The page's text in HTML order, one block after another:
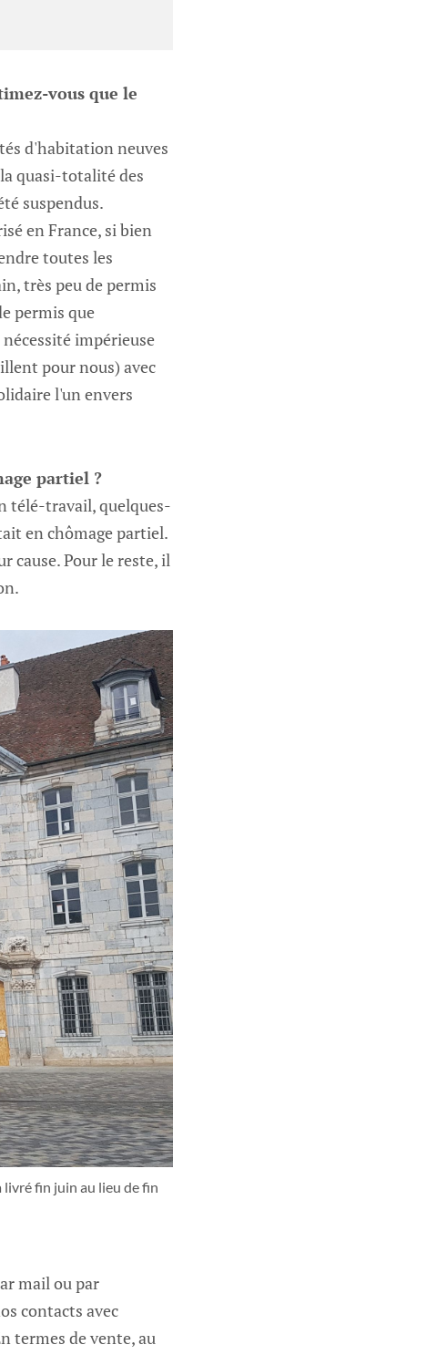
vous que le
d'habitation neuves
quasi-totalité des
suspendus.
en France, si bien
toutes les
très peu de permis
permis que
impérieuse
pour nous) avec
l'un envers
partiel ?
télé-travail, quelques-
en chômage partiel.
cause. Pour le reste, il
fin juin au lieu de fin
mail ou par
contacts avec
termes de vente, au